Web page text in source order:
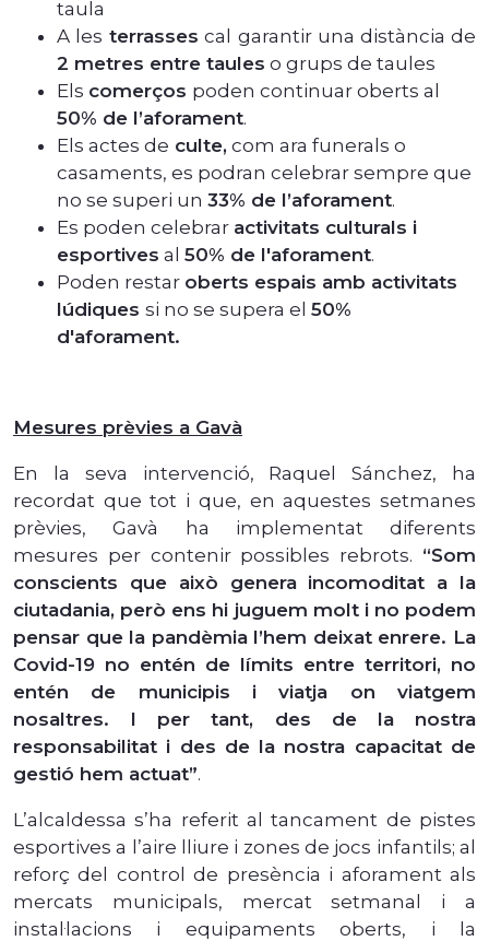
taula
A les terrasses cal garantir una distància de
2 metres entre taules o grups de taules
Els comerços poden continuar oberts al
50% de l’aforament.
Els actes de culte, com ara funerals o
casaments, es podran celebrar sempre que
no se superi un 33% de l’aforament.
Es poden celebrar activitats culturals i
esportives al 50% de l'aforament.
Poden restar oberts espais amb activitats
lúdiques si no se supera el 50%
d'aforament.
Mesures prèvies a Gavà
En la seva intervenció, Raquel Sánchez, ha
recordat que tot i que, en aquestes setmanes
prèvies, Gavà ha implementat diferents
mesures per contenir possibles rebrots. “Som
conscients que això genera incomoditat a la
ciutadania, però ens hi juguem molt i no podem
pensar que la pandèmia l’hem deixat enrere. La
Covid-19 no entén de límits entre territori, no
entén de municipis i viatja on viatgem
nosaltres. I per tant, des de la nostra
responsabilitat i des de la nostra capacitat de
gestió hem actuat”.
L’alcaldessa s’ha referit al tancament de pistes
esportives a l’aire lliure i zones de jocs infantils; al
reforç del control de presència i aforament als
mercats municipals, mercat setmanal i a
instal·lacions i equipaments oberts, i la